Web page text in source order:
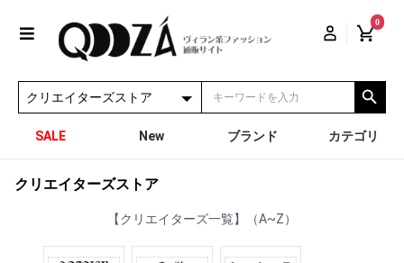
0
SALE New ブランド カテゴリ
クリエイターズストア
【クリエイターズ一覧】（A~Z）